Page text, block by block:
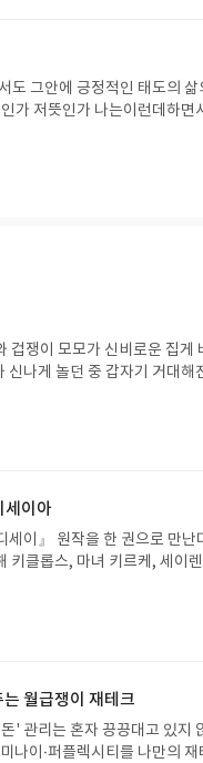
도 그안에 긍정적인 태도의
가 저뜻인가 나는이런데하면
겁쟁이 모모가 신비로운 집게
신나게 놀던 중 갑자기 거대
요? 상상력을 자극하는 환상
글출판사풀빛 예스24 바로가
리뷰 작성기한 : 도서
로 신청해주세요.- 기존
품 발송- 도서/상품은 최근
.- 주소/연락처에 문제가 있을
작성- 도서/상품을 받고 2주
작성, 불성실한 리뷰, 도서/상
개인의 감상이 포함된 300
세이아
이』 원작을 한 권으로 만난
키클롭스, 마녀 키르케, 세이
메로스의 방대한 24권 서사
름을 놓치지 않고 끝까지 읽
로 새롭게 펼쳐진다.한권으로
정 후 수정 불가)▶ 서평단 신
블로그는 '사락'으로 개편되
월급쟁이 재테크
' 관리는 혼자 끙끙대고 있지
나이·퍼플렉시티를 나만의